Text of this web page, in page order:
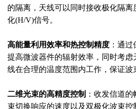
的隔离，天线可以同时接收极化隔离
化(H/V)信号。
高能量利用效率和热控制精度 ：通
提高微波器件的辐射效率，同时考虑
线在合理的温度范围内工作，保证波
二维光束的高精度控制 ：收发信道
束切换响应的速度以及双极化波束